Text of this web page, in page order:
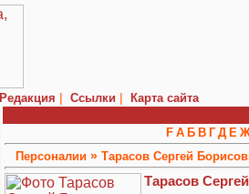
Редакция | Ссылки |
Карта сайта
F А Б В Г Д Е
Персоналии » Тарасов Сергей
Тарасов